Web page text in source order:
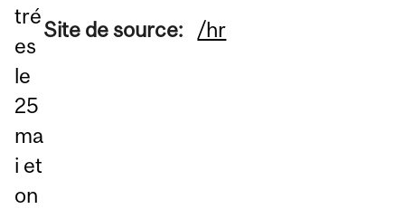
tré
es
le
25
ma
i et
on
Site de source: /hr